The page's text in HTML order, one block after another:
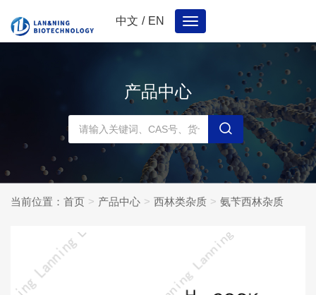
中文 / EN
Toggle
navigation
产品中心
当前位置： 首页 产品中心 西林类杂质 氨苄西林杂质